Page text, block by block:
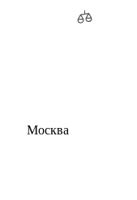
Москва